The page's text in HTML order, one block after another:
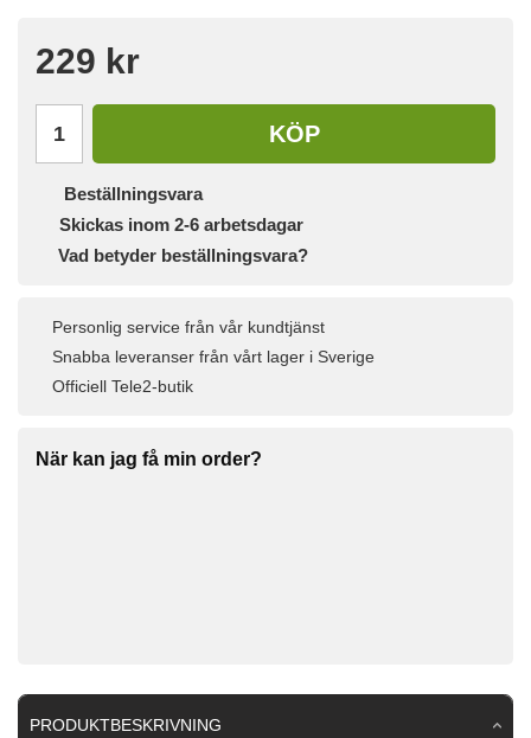
229 kr
KÖP
Beställningsvara
Skickas inom 2-6 arbetsdagar
Vad betyder beställningsvara?
Personlig service från vår kundtjänst
Snabba leveranser från vårt lager i Sverige
Officiell Tele2-butik
När kan jag få min order?
PRODUKTBESKRIVNING